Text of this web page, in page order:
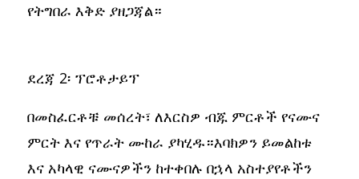
የትግበራ እቅድ ያዘጋጃል።
ደረጃ 2፡ ፕሮቶታይፕ
በመስፈርቶቹ መሰረት፣ ለእርስዎ ብጁ ምርቶች የናሙና
ምርት እና የጥራት ሙከራ ያካሂዱ።እባክዎን ይመልከቱ
እና አካላዊ ናሙናዎችን ከተቀበሉ በኋላ አስተያየቶችን